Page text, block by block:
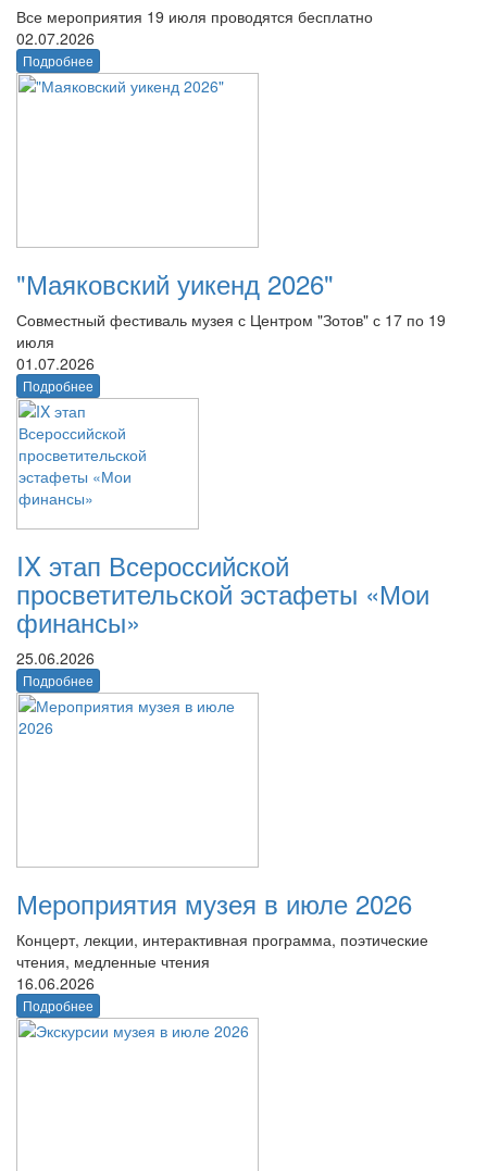
Все мероприятия 19 июля проводятся бесплатно
02.07.2026
Подробнее
"Маяковский уикенд 2026"
Совместный фестиваль музея с Центром "Зотов" с 17 по 19
июля
01.07.2026
Подробнее
IX этап Всероссийской
просветительской эстафеты «Мои
финансы»
25.06.2026
Подробнее
Мероприятия музея в июле 2026
Концерт, лекции, интерактивная программа, поэтические
чтения, медленные чтения
16.06.2026
Подробнее